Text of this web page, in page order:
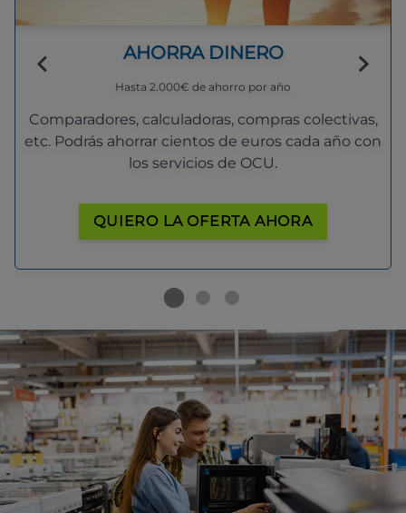
AHORRA DINERO
Hasta 2.000€ de ahorro por año
Comparadores, calculadoras, compras colectivas,
etc. Podrás ahorrar cientos de euros cada año con
los servicios de OCU.
QUIERO LA OFERTA AHORA